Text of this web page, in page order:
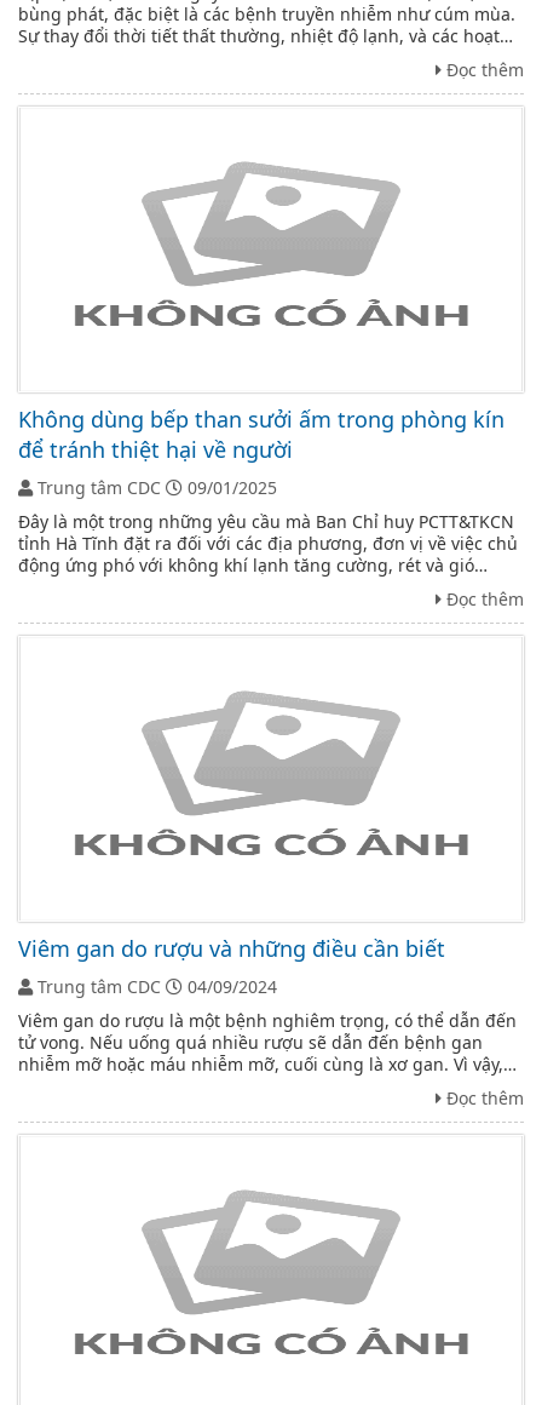
bùng phát, đặc biệt là các bệnh truyền nhiễm như cúm mùa.
Sự thay đổi thời tiết thất thường, nhiệt độ lạnh, và các hoạt
động tụ tập đông người trong dịp Tết làm tăng nguy cơ lây
Đọc thêm
Không dùng bếp than sưởi ấm trong phòng kín
để tránh thiệt hại về người
Trung tâm CDC
09/01/2025
Đây là một trong những yêu cầu mà Ban Chỉ huy PCTT&TKCN
tỉnh Hà Tĩnh đặt ra đối với các địa phương, đơn vị về việc chủ
động ứng phó với không khí lạnh tăng cường, rét và gió
Đọc thêm
Viêm gan do rượu và những điều cần biết
Trung tâm CDC
04/09/2024
Viêm gan do rượu là một bệnh nghiêm trọng, có thể dẫn đến
tử vong. Nếu uống quá nhiều rượu sẽ dẫn đến bệnh gan
nhiễm mỡ hoặc máu nhiễm mỡ, cuối cùng là xơ gan. Vì vậy,
Đọc thêm